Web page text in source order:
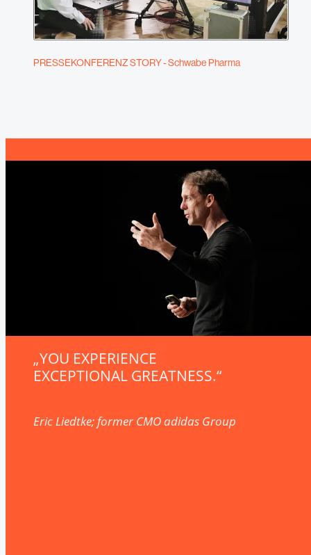
PRESSEKONFERENZ STORY - Schwabe Pharma
"WAHRE MEISTER DES
STORYTELLINGS!"
Bobby Dekeyser Unternehmer und ehemaliger